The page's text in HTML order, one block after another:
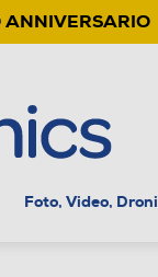
ANNIVERSARIO
Foto, Video, Droni